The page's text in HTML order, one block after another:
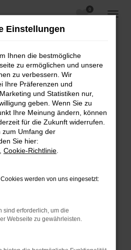
0
Error
aufgetreten.
die dir helfen können:
Firewall und deine
zum Beispiel deine
wie Werbeblocker,
bestimmter Seiten
die Seite in einem
Einstellungen
Ihnen die bestmögliche
zu ermöglichen und unsere
zu verbessern. Wir
Ihre Präferenzen und
und Statistiken nur,
geben. Wenn Sie zu
Ihre Meinung ändern, können
für die Zukunft widerrufen.
zum Umfang der
Sie hier:
Cookie-Richtlinie
werden von uns eingesetzt:
sind erforderlich, um die
Webseite zu gewährleisten.